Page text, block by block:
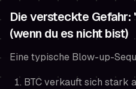
Die versteckte
(wenn du es nicht bist)
Eine typische Blow-up-
BTC verkauft sich stark